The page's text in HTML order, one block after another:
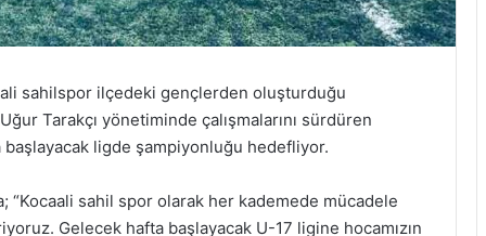
sahilspor ilçedeki gençlerden oluşturduğu
Tarakçı yönetiminde çalışmalarını sürdüren
başlayacak ligde şampiyonluğu hedefliyor.
“Kocaali sahil spor olarak her kademede mücadele
Gelecek hafta başlayacak U-17 ligine hocamızın